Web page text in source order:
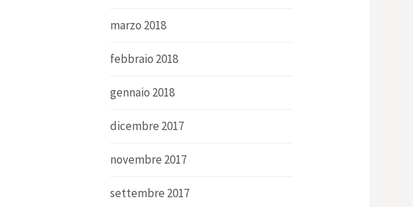
marzo 2018
febbraio 2018
gennaio 2018
dicembre 2017
novembre 2017
settembre 2017